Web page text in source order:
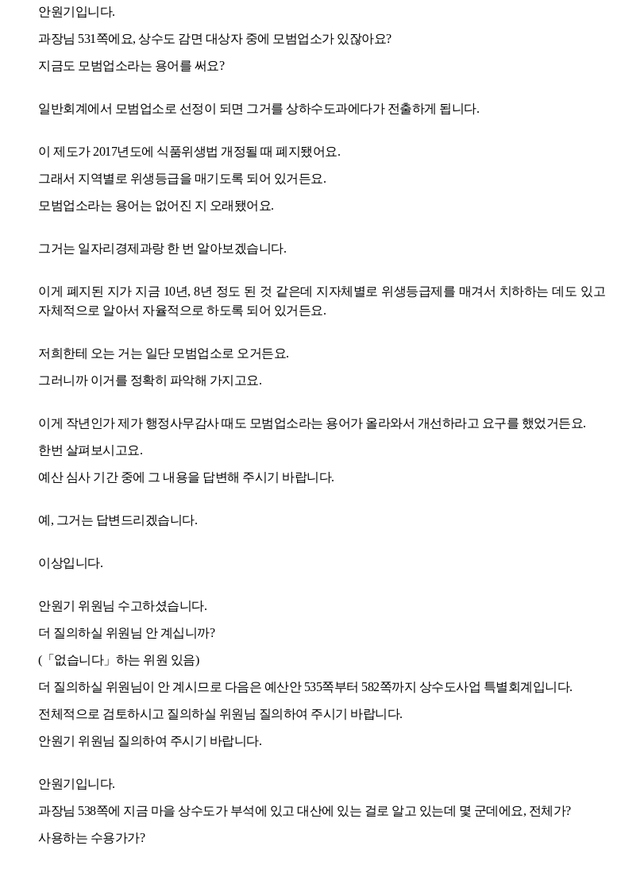
안원기입니다.
과장님 531쪽에요, 상수도 감면 대상자 중에 모범업소가 있잖아요?
지금도 모범업소라는 용어를 써요?
일반회계에서 모범업소로 선정이 되면 그거를 상하수도과에다가 전출하게 됩니다.
이 제도가 2017년도에 식품위생법 개정될 때 폐지됐어요.
그래서 지역별로 위생등급을 매기도록 되어 있거든요.
모범업소라는 용어는 없어진 지 오래됐어요.
그거는 일자리경제과랑 한 번 알아보겠습니다.
이게 폐지된 지가 지금 10년, 8년 정도 된 것 같은데 지자체별로 위생등급제를 매겨서 치하하는 데도 있고
자체적으로 알아서 자율적으로 하도록 되어 있거든요.
저희한테 오는 거는 일단 모범업소로 오거든요.
그러니까 이거를 정확히 파악해 가지고요.
이게 작년인가 제가 행정사무감사 때도 모범업소라는 용어가 올라와서 개선하라고 요구를 했었거든요.
한번 살펴보시고요.
예산 심사 기간 중에 그 내용을 답변해 주시기 바랍니다.
예, 그거는 답변드리겠습니다.
이상입니다.
안원기 위원님 수고하셨습니다.
더 질의하실 위원님 안 계십니까?
(「없습니다」하는 위원 있음)
더 질의하실 위원님이 안 계시므로 다음은 예산안 535쪽부터 582쪽까지 상수도사업 특별회계입니다.
전체적으로 검토하시고 질의하실 위원님 질의하여 주시기 바랍니다.
안원기 위원님 질의하여 주시기 바랍니다.
안원기입니다.
과장님 538쪽에 지금 마을 상수도가 부석에 있고 대산에 있는 걸로 알고 있는데 몇 군데에요, 전체가?
사용하는 수용가가?